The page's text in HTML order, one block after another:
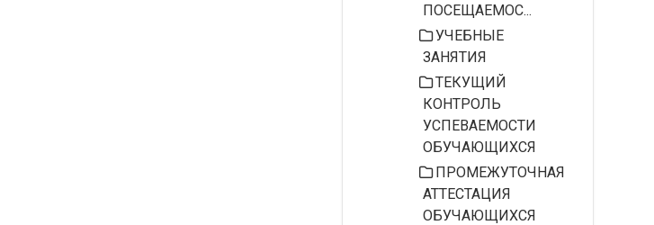
ПОСЕЩАЕМОС...
УЧЕБНЫЕ
ЗАНЯТИЯ
ТЕКУЩИЙ
КОНТРОЛЬ
УСПЕВАЕМОСТИ
ОБУЧАЮЩИХСЯ
ПРОМЕЖУТОЧНАЯ
АТТЕСТАЦИЯ
ОБУЧАЮЩИХСЯ